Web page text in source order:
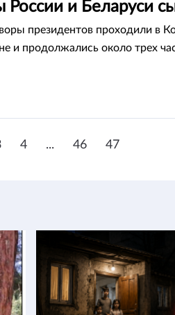
России и Беларуси
президентов проходили в
и продолжались около трех
4 ... 46 47